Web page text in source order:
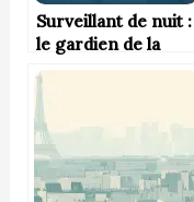
Surveillant de nuit :
le gardien de la
tranquillité